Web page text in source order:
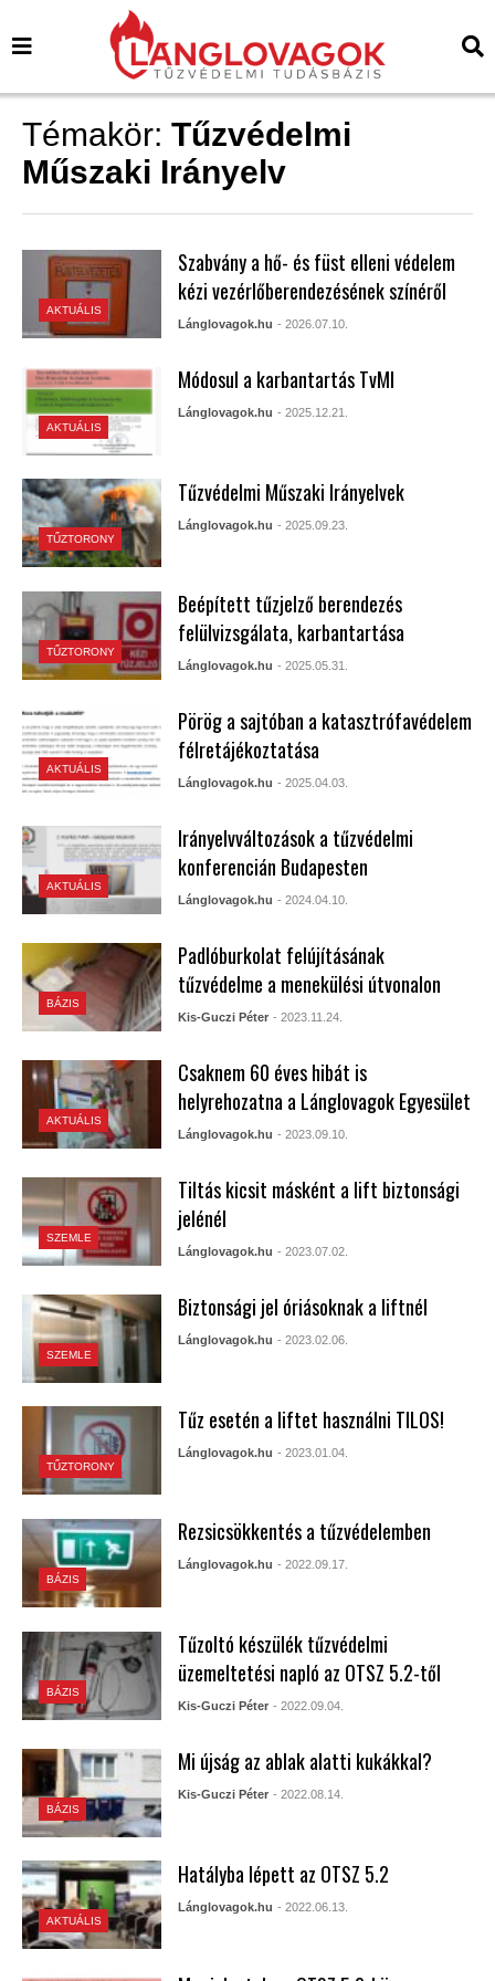
Témakör: Tűzvédelmi
Műszaki Irányelv
AKTUÁLIS
Szabvány a hő- és füst elleni védelem
kézi vezérlőberendezésének színéről
Lánglovagok.hu - 2026.07.10.
AKTUÁLIS
Módosul a karbantartás TvMI
Lánglovagok.hu - 2025.12.21.
TŰZTORONY
Tűzvédelmi Műszaki Irányelvek
Lánglovagok.hu - 2025.09.23.
TŰZTORONY
Beépített tűzjelző berendezés
felülvizsgálata, karbantartása
Lánglovagok.hu - 2025.05.31.
AKTUÁLIS
Pörög a sajtóban a katasztrófavédelem
félretájékoztatása
Lánglovagok.hu - 2025.04.03.
AKTUÁLIS
Irányelvváltozások a tűzvédelmi
konferencián Budapesten
Lánglovagok.hu - 2024.04.10.
BÁZIS
Padlóburkolat felújításának
tűzvédelme a menekülési útvonalon
Kis-Guczi Péter - 2023.11.24.
AKTUÁLIS
Csaknem 60 éves hibát is
helyrehozatna a Lánglovagok Egyesület
Lánglovagok.hu - 2023.09.10.
SZEMLE
Tiltás kicsit másként a lift biztonsági
jelénél
Lánglovagok.hu - 2023.07.02.
SZEMLE
Biztonsági jel óriásoknak a liftnél
Lánglovagok.hu - 2023.02.06.
TŰZTORONY
Tűz esetén a liftet használni TILOS!
Lánglovagok.hu - 2023.01.04.
BÁZIS
Rezsicsökkentés a tűzvédelemben
Lánglovagok.hu - 2022.09.17.
BÁZIS
Tűzoltó készülék tűzvédelmi
üzemeltetési napló az OTSZ 5.2-től
Kis-Guczi Péter - 2022.09.04.
BÁZIS
Mi újság az ablak alatti kukákkal?
Kis-Guczi Péter - 2022.08.14.
AKTUÁLIS
Hatályba lépett az OTSZ 5.2
Lánglovagok.hu - 2022.06.13.